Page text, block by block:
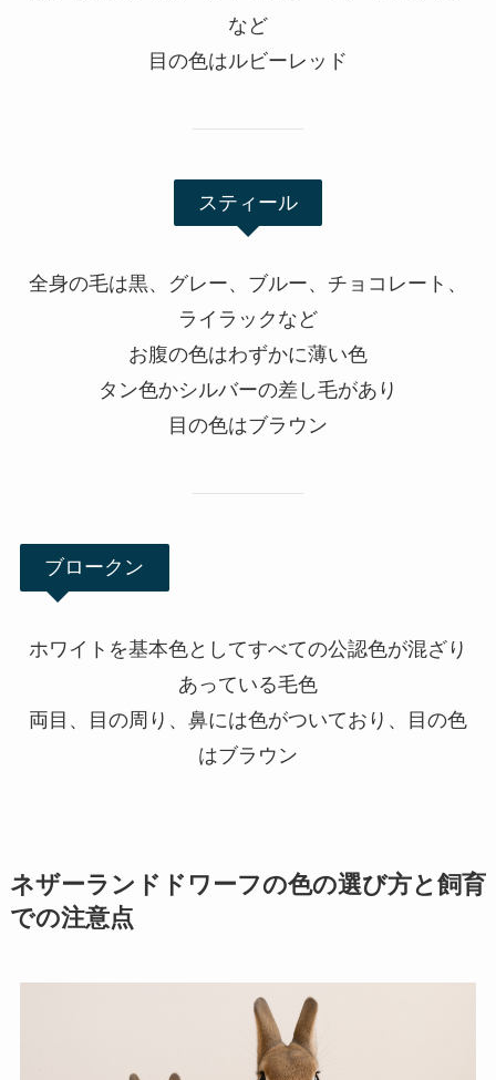
など
目の色はルビーレッド
スティール
全身の毛は黒、グレー、ブルー、チョコレート、
ライラックなど
お腹の色はわずかに薄い色
タン色かシルバーの差し毛があり
目の色はブラウン
ブロークン
ホワイトを基本色としてすべての公認色が混ざり
あっている毛色
両目、目の周り、鼻には色がついており、目の色
はブラウン
ネザーランドドワーフの色の選び方と飼育
での注意点